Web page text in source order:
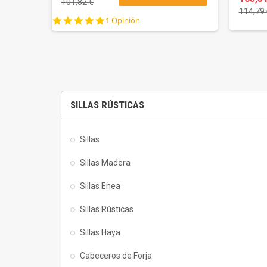
101,82 €
5.0
star
1 Opinión
114,79
SILLAS RÚSTICAS
Sillas
Sillas Madera
Sillas Enea
Sillas Rústicas
Sillas Haya
Cabeceros de Forja